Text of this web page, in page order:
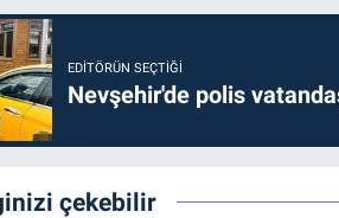
EDITÖRÜN SEÇTIĞI
Nevşehir'de polis
çekebilir